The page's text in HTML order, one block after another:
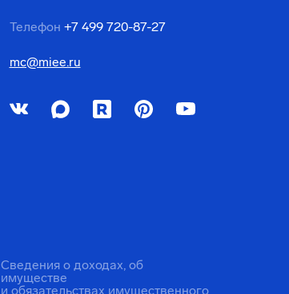
Телефон +7 499 720-87-27
mc@miee.ru
Сведения о доходах, об
имуществе
и обязательствах имущественного